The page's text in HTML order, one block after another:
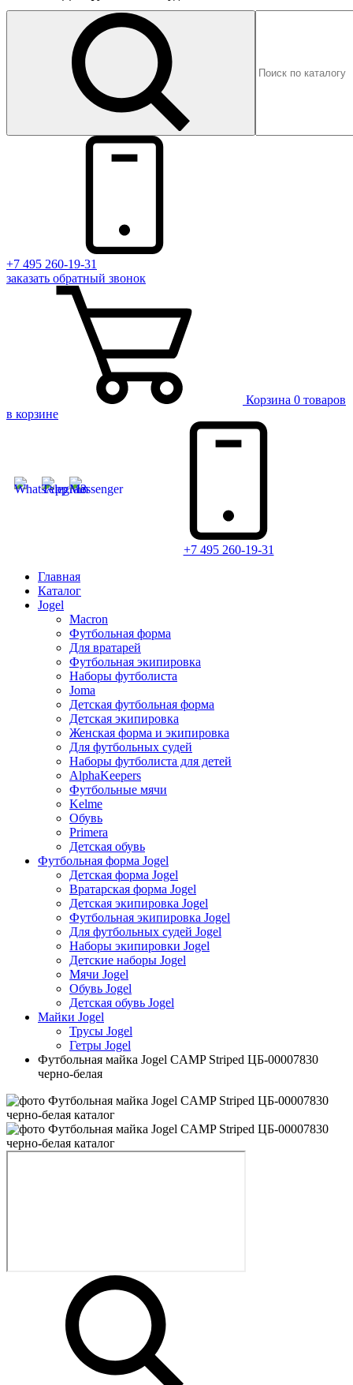
+7 495 260-19-31
заказать обратный звонок
Корзина 0 товаров
в корзине
+7 495 260-19-31
Главная
Каталог
Jogel
Macron
Футбольная форма
Для вратарей
Футбольная экипировка
Наборы футболиста
Joma
Детская футбольная форма
Детская экипировка
Женская форма и экипировка
Для футбольных судей
Наборы футболиста для детей
AlphaKeepers
Футбольные мячи
Kelme
Обувь
Primera
Детская обувь
Футбольная форма Jogel
Детская форма Jogel
Вратарская форма Jogel
Детская экипировка Jogel
Футбольная экипировка Jogel
Для футбольных судей Jogel
Наборы экипировки Jogel
Детские наборы Jogel
Мячи Jogel
Обувь Jogel
Детская обувь Jogel
Майки Jogel
Трусы Jogel
Гетры Jogel
Футбольная майка Jogel CAMP Striped ЦБ-00007830
черно-белая